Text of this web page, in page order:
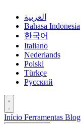
العربية
Bahasa Indonesia
한국어
Italiano
Nederlands
Polski
Türkçe
Русский
Início Ferramentas Blog